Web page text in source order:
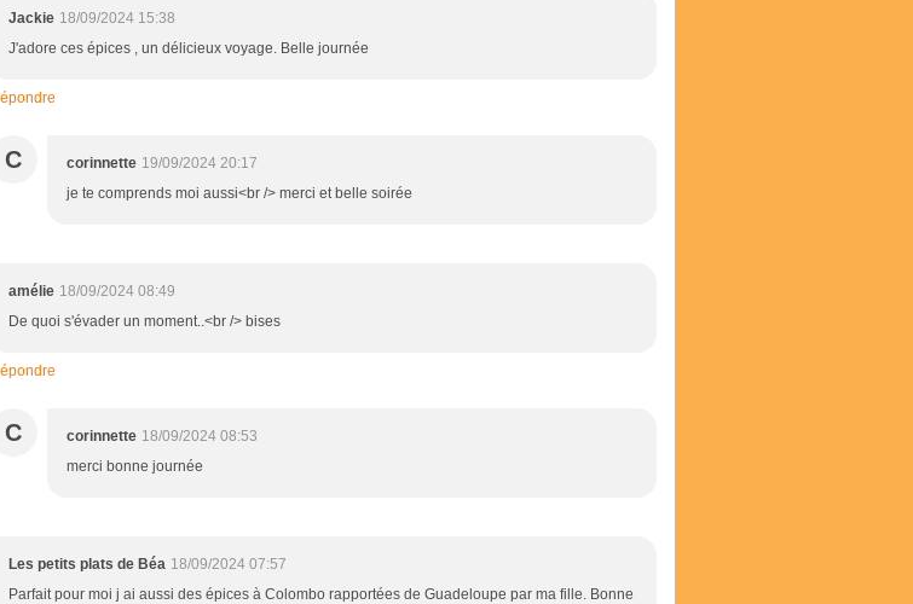
Jackie 18/09/2024 15:38
J'adore ces épices , un délicieux voyage. Belle journée
C corinnette 19/09/2024 20:17
je te comprends moi aussi<br /> merci et belle soirée
amélie 18/09/2024 08:49
De quoi s'évader un moment..<br /> bises
C corinnette 18/09/2024 08:53
merci bonne journée
Les petits plats de Béa 18/09/2024 07:57
Parfait pour moi j ai aussi des épices à Colombo rapportées de Guadeloupe par ma fille. Bonne